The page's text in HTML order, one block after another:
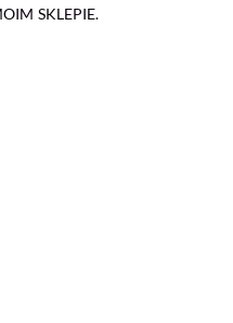
SKLEPIE.